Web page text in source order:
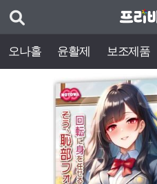
오나홀 윤활제 보조제품